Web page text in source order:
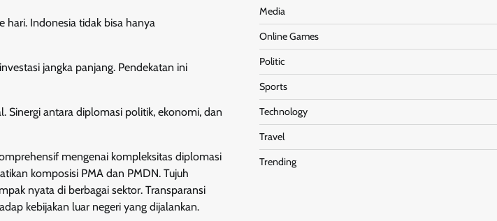
hari. Indonesia tidak bisa hanya
jangka panjang. Pendekatan ini
Sinergi antara diplomasi politik, ekonomi, dan
mengenai kompleksitas diplomasi
komposisi PMA dan PMDN. Tujuh
nyata di berbagai sektor. Transparansi
kebijakan luar negeri yang dijalankan.
Media
Online Games
Politic
Sports
Technology
Travel
Trending